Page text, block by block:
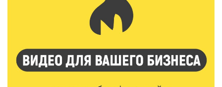
Калининские футболисты представят Тверскую
область на всероссийском марафоне «Земля
6 Авг 2026 15:48 530
Голубев проверил школы и детсады Зубцова к 1